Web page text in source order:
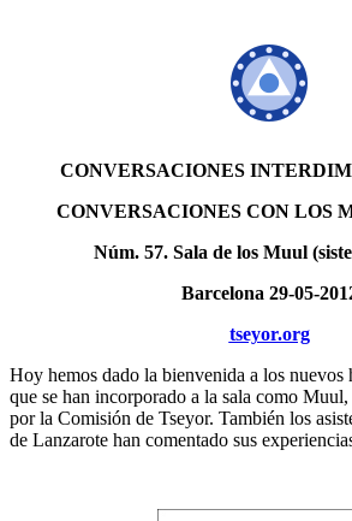
CONVERSACIONES
CONVERSACIONES CON LOS
Núm. 57. Sala de los Muul
Barcelona 29-05-
tseyor.org
Hoy hemos dado la bienvenida a los
que se han incorporado a la sala como
por la Comisión de Tseyor. También los
de Lanzarote han comentado sus